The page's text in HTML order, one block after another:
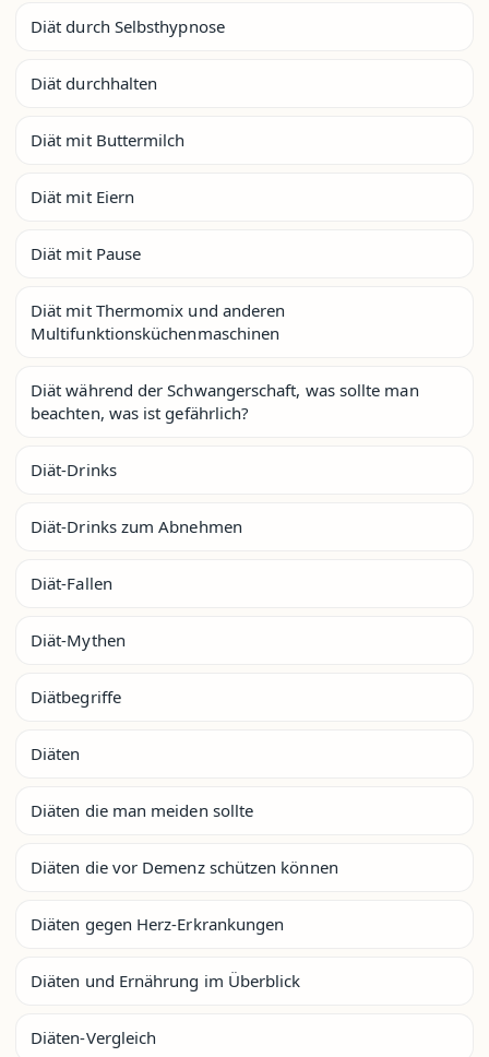
Diät durch Selbsthypnose
Diät durchhalten
Diät mit Buttermilch
Diät mit Eiern
Diät mit Pause
Diät mit Thermomix und anderen
Multifunktionsküchenmaschinen
Diät während der Schwangerschaft, was sollte man
beachten, was ist gefährlich?
Diät-Drinks
Diät-Drinks zum Abnehmen
Diät-Fallen
Diät-Mythen
Diätbegriffe
Diäten
Diäten die man meiden sollte
Diäten die vor Demenz schützen können
Diäten gegen Herz-Erkrankungen
Diäten und Ernährung im Überblick
Diäten-Vergleich